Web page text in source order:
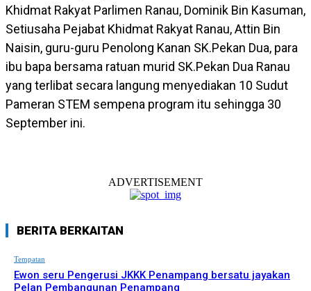
Khidmat Rakyat Parlimen Ranau, Dominik Bin Kasuman,
Setiusaha Pejabat Khidmat Rakyat Ranau, Attin Bin
Naisin, guru-guru Penolong Kanan SK.Pekan Dua, para
ibu bapa bersama ratuan murid SK.Pekan Dua Ranau
yang terlibat secara langung menyediakan 10 Sudut
Pameran STEM sempena program itu sehingga 30
September ini.
ADVERTISEMENT
BERITA BERKAITAN
Tempatan
Ewon seru Pengerusi JKKK Penampang bersatu jayakan
Pelan Pembangunan Penampang